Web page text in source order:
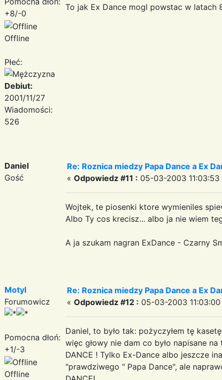
+8/-0
Offline
Płeć:
Debiut:
2001/11/27
Wiadomości:
526
To jak Ex Dance mogl powstac w latach
Daniel
Gość
Re: Roznica miedzy Papa Dance a Ex
« Odpowiedz #11 : 05-03-2003 11:03:53
Wojtek, te piosenki ktore wymieniles
Albo Ty cos krecisz... albo ja nie wiem
A ja szukam nagran ExDance - Czarny
Motyl
Forumowicz
Pomocna dłoń:
+1/-3
Offline
Re: Roznica miedzy Papa Dance a Ex
« Odpowiedz #12 : 05-03-2003
Daniel, to było tak: pożyczyłem tę
więc głowy nie dam co było napisane
DANCE ! Tylko Ex-Dance albo jeszcze
"prawdziwego " Papa Dance", ale